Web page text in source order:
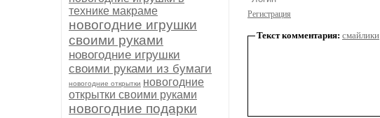
технике макраме
новогодние игрушки
своими руками
новогодние игрушки
своими руками из бумаги
новогодние открытки новогодние
открытки своими руками
новогодние подарки
Регистрация
Текст комментария: смайлики